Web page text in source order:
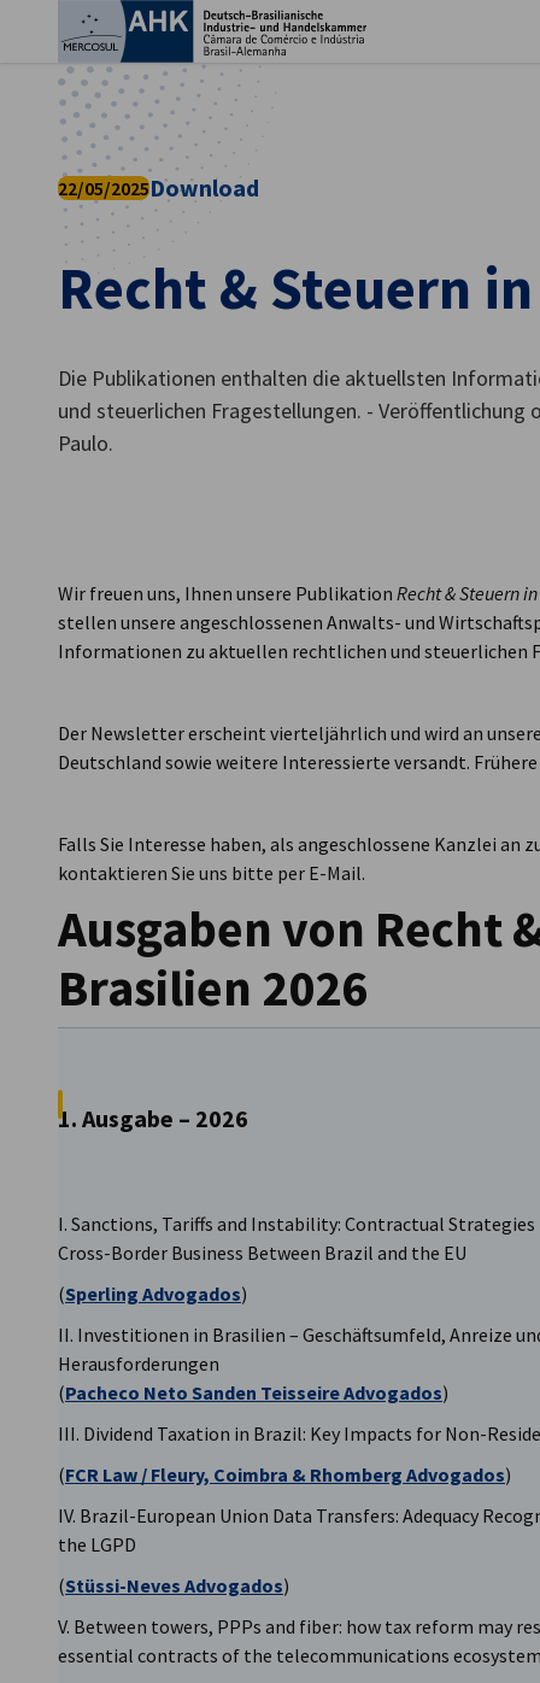
German
Alegre
Recht & Steuern
22/05/2025Download
Die Publikationen enthalten die aktuellsten
und steuerlichen Fragestellungen. - Veröffentlichung
Paulo.
Wir freuen uns, Ihnen unsere Publikation Recht & Steuern
stellen unsere angeschlossenen Anwalts- und
Informationen zu aktuellen rechtlichen und steuerlichen
Der Newsletter erscheint vierteljährlich und wird an
Deutschland sowie weitere Interessierte versandt.
Falls Sie Interesse haben, als angeschlossene Kanzlei an
kontaktieren Sie uns bitte per E-Mail.
Ausgaben von Recht
Brasilien 2026
1. Ausgabe – 2026
I. Sanctions, Tariffs and Instability: Contractual
Cross-Border Business Between Brazil and the EU
(Sperling Advogados)
II. Investitionen in Brasilien – Geschäftsumfeld, Anreize
Herausforderungen
(Pacheco Neto Sanden Teisseire Advogados)
III. Dividend Taxation in Brazil: Key Impacts for Non-
(FCR Law / Fleury, Coimbra & Rhomberg Advogados)
IV. Brazil-European Union Data Transfers: Adequacy
the LGPD
(Stüssi-Neves Advogados)
V. Between towers, PPPs and fiber: how tax reform may
essential contracts of the telecommunications ecosystem